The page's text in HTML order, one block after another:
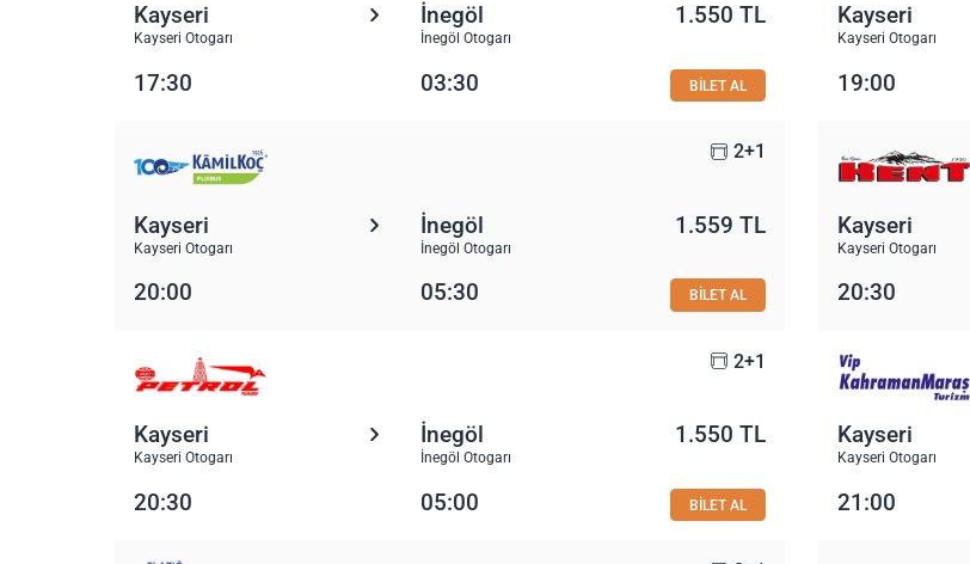
Kayseri
Kayseri Otogarı
İnegöl
İnegöl Otogarı
1.550 TL
17:30 03:30 BİLET AL
Kayseri
Kayseri Otogarı
19:00
2+1
Kayseri
Kayseri Otogarı
İnegöl
İnegöl Otogarı
1.559 TL
20:00 05:30 BİLET AL
Kayseri
Kayseri Otogarı
20:30
2+1
Kayseri
Kayseri Otogarı
İnegöl
İnegöl Otogarı
1.550 TL
20:30 05:00 BİLET AL
Kayseri
Kayseri Otogarı
21:00